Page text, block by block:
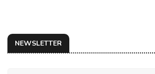
NEWSLETTER